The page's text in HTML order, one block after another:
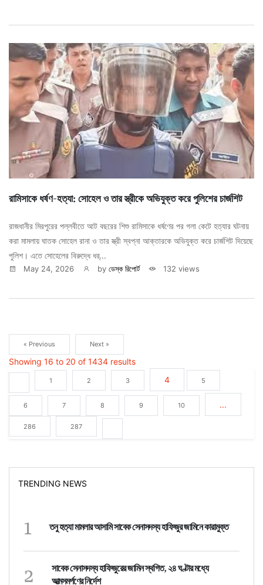
রামিসাকে ধর্ষণ-হত্যা: সোহেল ও তার স্ত্রীকে অভিযুক্ত করে পুলিশের চার্জশিট
রাজধানীর মিরপুরের পল্লবীতে আট বছরের শিশু রামিসাকে ধর্ষণের পর গলা কেটে হত্যার ঘটনায়
করা মামলায় ঘাতক সোহেল রানা ও তার স্ত্রী স্বপ্না আক্তারকে অভিযুক্ত করে চার্জশিট দিয়েছে
পুলিশ। এতে সোহেলের বিরুদ্ধে ধর্...
May 24, 2026 by ডেস্ক রিপোর্ট 132 views
« Previous Next »
Showing 16 to 20 of 1434 results
1 2 3 4 5
6 7 8 9 10 ...
286 287
TRENDING NEWS
1 তনু হত্যা মামলার আসামি সাবেক সেনাসদস্য হাফিজুর জামিনে কারামুক্ত
2
সাবেক সেনাসদস্য হাফিজুরের জামিন স্থগিত, ২৪ ঘণ্টার মধ্যে
আত্মসমর্পণের নির্দেশ